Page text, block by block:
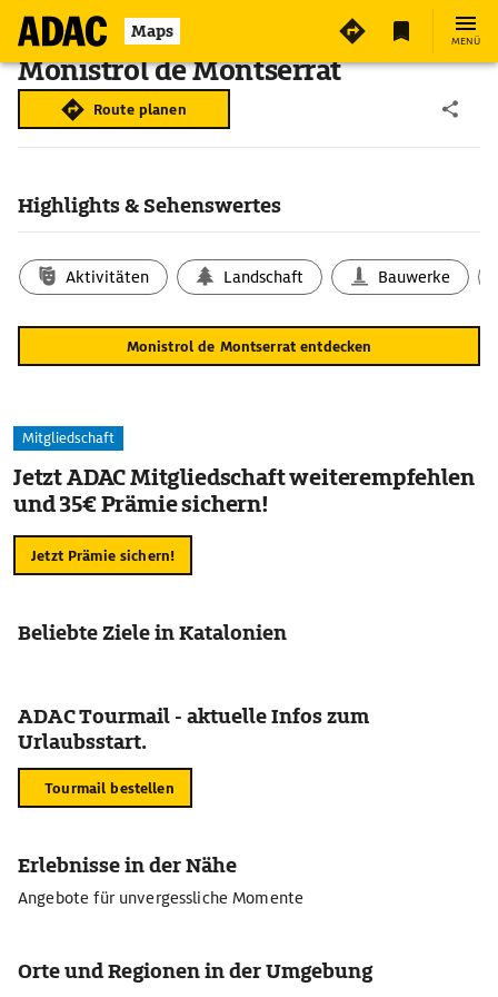
Maps MENÜ
Monistrol de Montserrat
Route planen
Highlights & Sehenswertes
Aktivitäten Landschaft Bauwerke
Monistrol de Montserrat entdecken
Mitgliedschaft
Jetzt ADAC Mitgliedschaft weiterempfehlen
und 35€ Prämie sichern!
Jetzt Prämie sichern!
Beliebte Ziele in Katalonien
ADAC Tourmail - aktuelle Infos zum
Urlaubsstart.
Tourmail bestellen
Erlebnisse in der Nähe
Angebote für unvergessliche Momente
Orte und Regionen in der Umgebung